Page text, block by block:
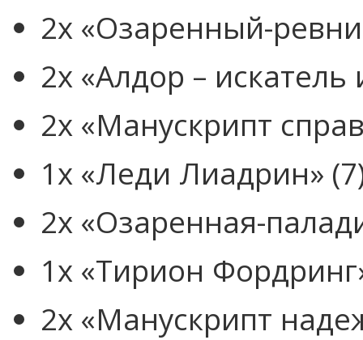
2x «Озаренный-
2x «Алдор – искатель
2x «Манускрипт
1x «Леди Лиадрин»
2x «Озаренная-
1x «Тирион
2x «Манускрипт